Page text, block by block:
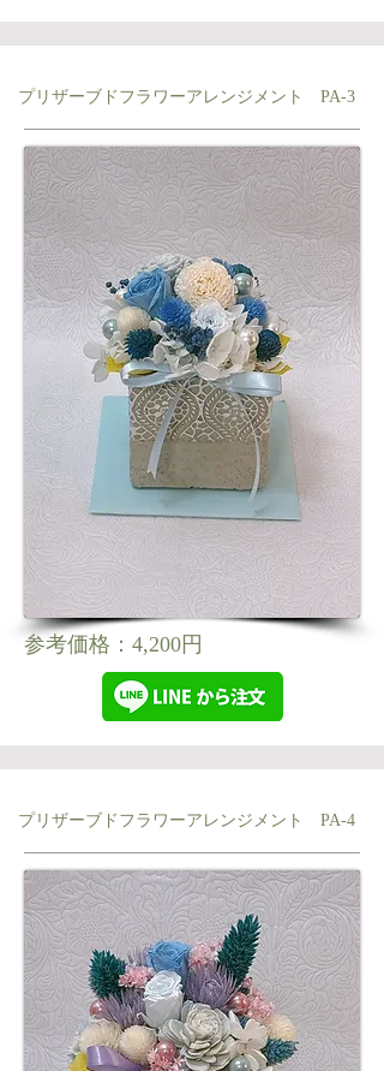
プリザーブドフラワーアレンジメント PA-3
参考価格：4,200円
プリザーブドフラワーアレンジメント PA-4